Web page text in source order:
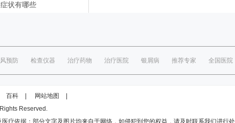
状有哪些
预防 检查仪器 治疗药物 治疗医院 银屑病 推荐专家 全国医院
百科 网站地图
Reserved.
疗依据；部分文字及图片均来自于网络，如侵犯到您的权益，请及时联系我们进行处